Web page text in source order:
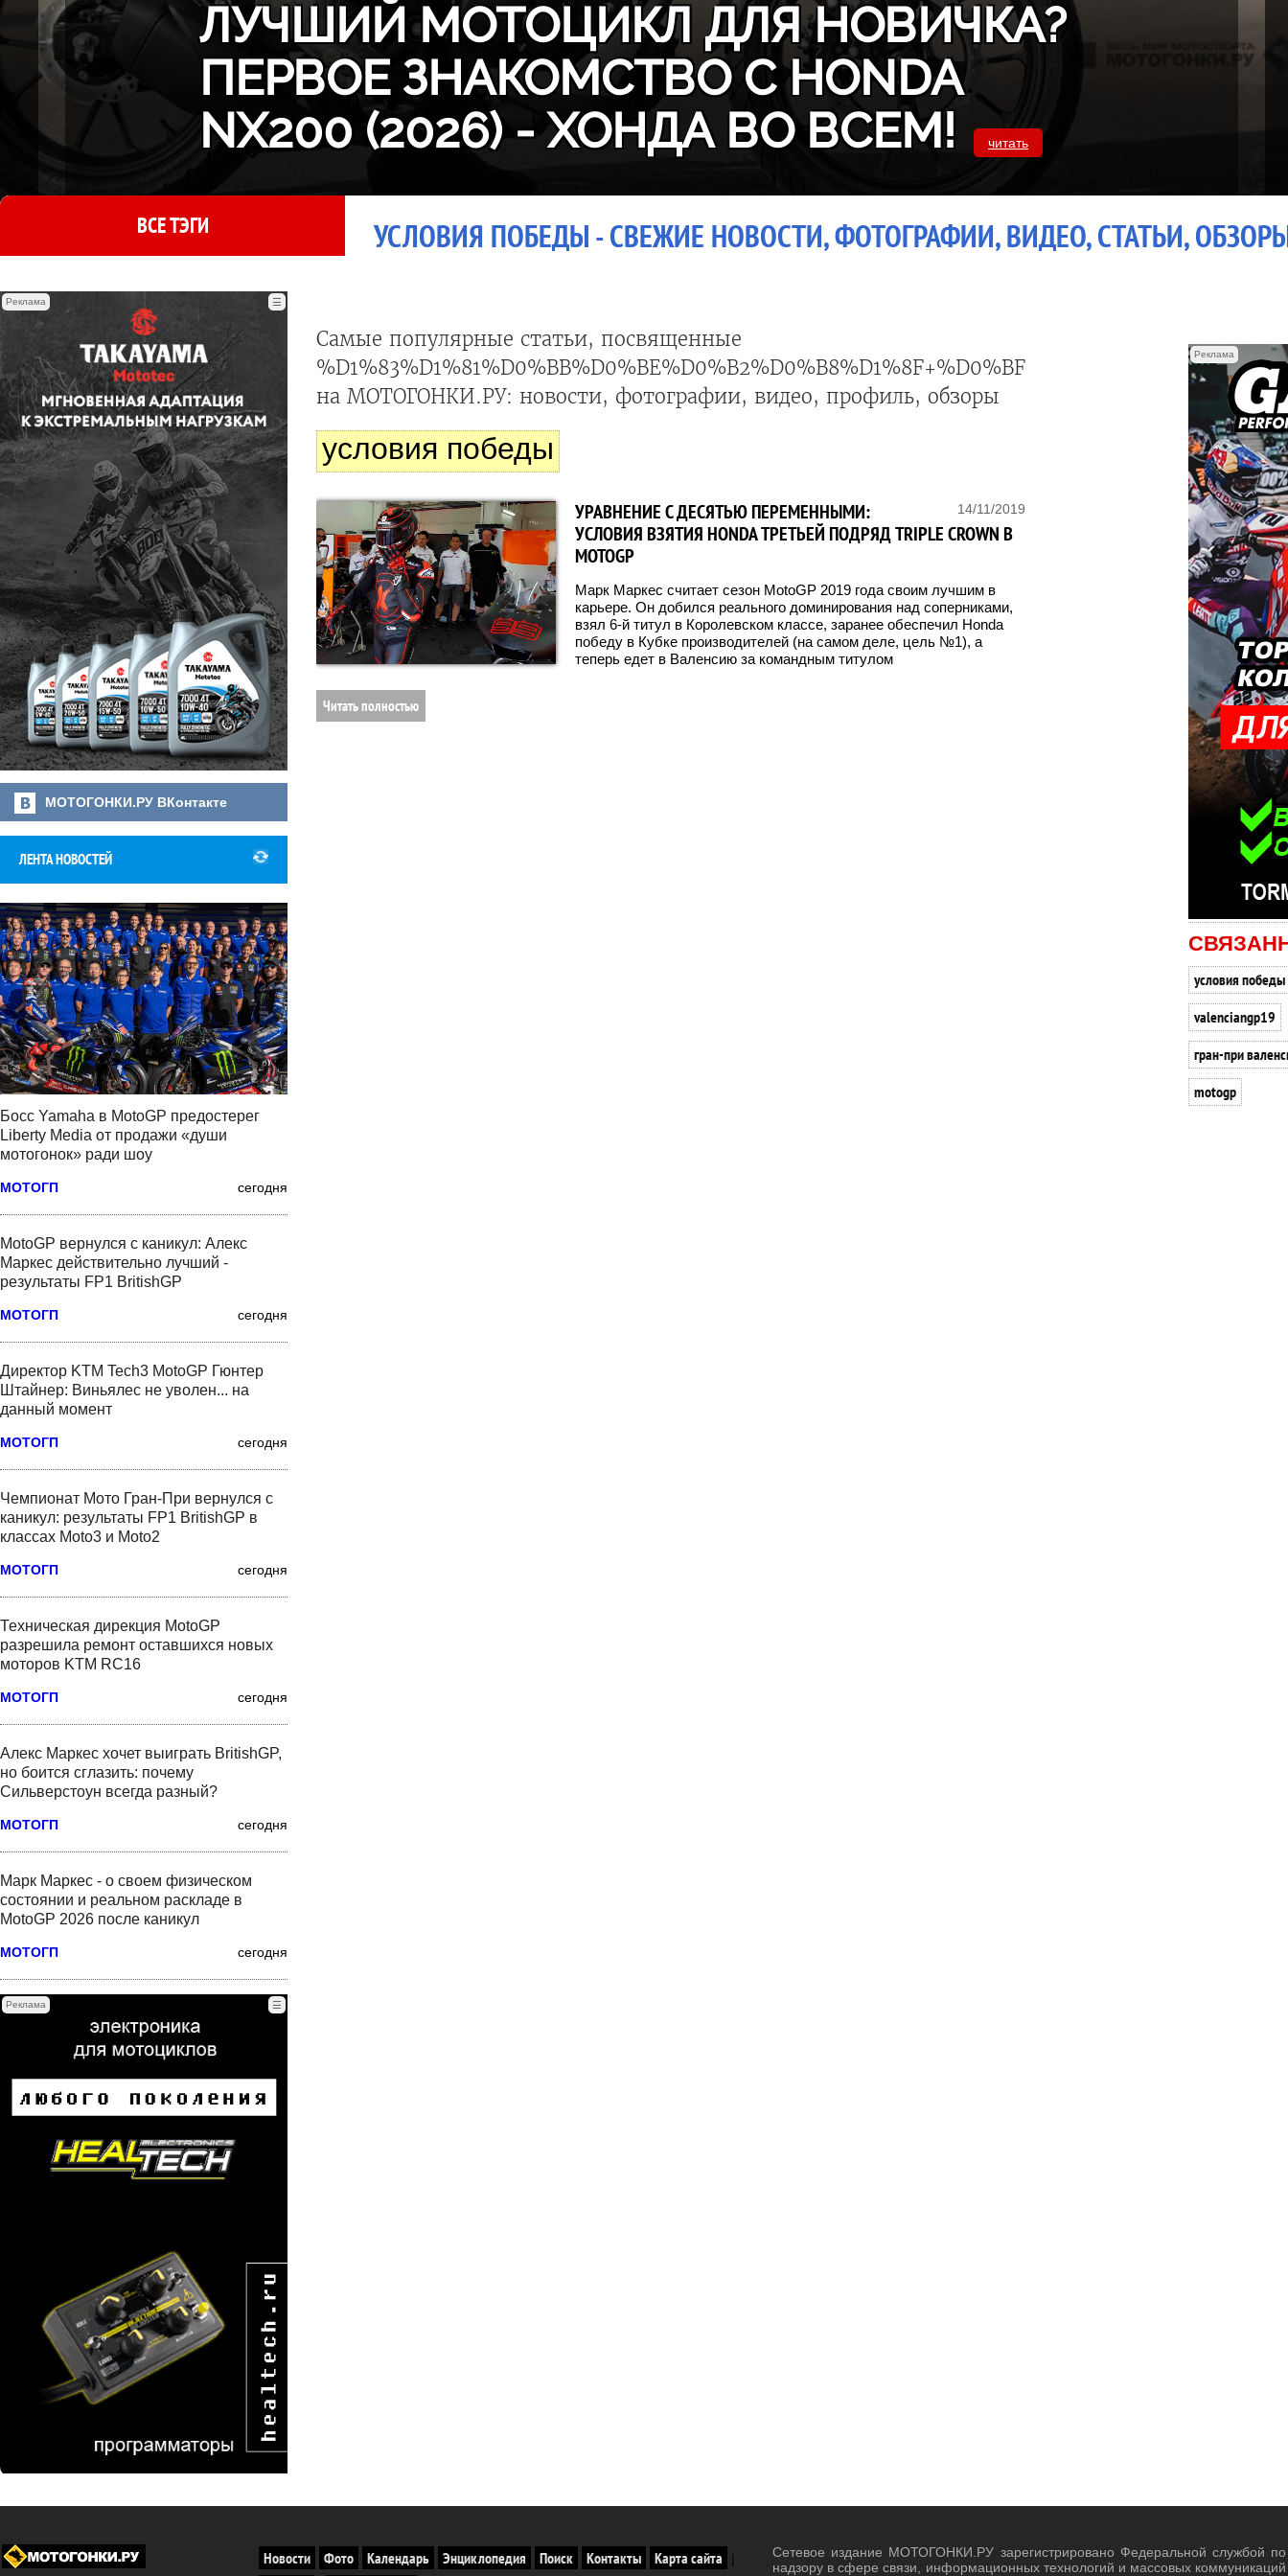
ЛУЧШИЙ МОТОЦИКЛ ДЛЯ НОВИЧКА?
ПЕРВОЕ ЗНАКОМСТВО С HONDA
NX200 (2026) - ХОНДА ВО ВСЕМ!
читать
ВСЕ ТЭГИ УСЛОВИЯ ПОБЕДЫ - СВЕЖИЕ НОВОСТИ, ФОТОГРАФИИ, ВИДЕО, СТАТЬИ,
Реклама ☰
МОТОГОНКИ.РУ ВКонтакте
ЛЕНТА НОВОСТЕЙ
Босс Yamaha в MotoGP предостерег
Liberty Media от продажи «души
мотогонок» ради шоу
МОТОГП сегодня
MotoGP вернулся с каникул: Алекс
Маркес действительно лучший -
результаты FP1 BritishGP
МОТОГП сегодня
Директор KTM Tech3 MotoGP Гюнтер
Штайнер: Виньялес не уволен... на
данный момент
МОТОГП сегодня
Чемпионат Мото Гран-При вернулся с
каникул: результаты FP1 BritishGP в
классах Moto3 и Moto2
МОТОГП сегодня
Техническая дирекция MotoGP
разрешила ремонт оставшихся новых
моторов KTM RC16
МОТОГП сегодня
Алекс Маркес хочет выиграть BritishGP,
но боится сглазить: почему
Сильверстоун всегда разный?
МОТОГП сегодня
Марк Маркес - о своем физическом
состоянии и реальном раскладе в
MotoGP 2026 после каникул
МОТОГП сегодня
Реклама ☰
Самые популярные статьи, посвященные
на МОТОГОНКИ.РУ: новости, фотографии, видео, профиль, обзоры
условия победы
14/11/2019
УРАВНЕНИЕ С ДЕСЯТЬЮ ПЕРЕМЕННЫМИ:
УСЛОВИЯ ВЗЯТИЯ HONDA ТРЕТЬЕЙ ПОДРЯД TRIPLE CROWN В
MOTOGP
Марк Маркес считает сезон MotoGP 2019 года своим лучшим в
карьере. Он добился реального доминирования над соперниками,
взял 6-й титул в Королевском классе, заранее обеспечил Honda
победу в Кубке производителей (на самом деле, цель №1), а
теперь едет в Валенсию за командным титулом
Читать полностью
Реклама
условия победы
valenciangp19
гран-при
motogp
Новости Фото Календарь Энциклопедия Поиск Контакты Карта сайта |
Сетевое издание МОТОГОНКИ.РУ зарегистрировано Федеральной службой по
надзору в сфере связи, информационных технологий и массовых коммуникаций